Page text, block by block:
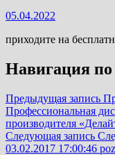
05.04.2022
приходите на
Навигация по
Предыдущая запись
Профессиональная
производителя
Следующая запись
03.02.2017 17:00:46